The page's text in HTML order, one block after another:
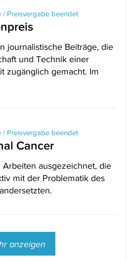
/ Preisvergabe beendet
journalistische Beiträge, die
und Technik einer
zugänglich gemacht. Im
/ Preisvergabe beendet
Cancer
ausgezeichnet, die
mit der Problematik des
anzeigen